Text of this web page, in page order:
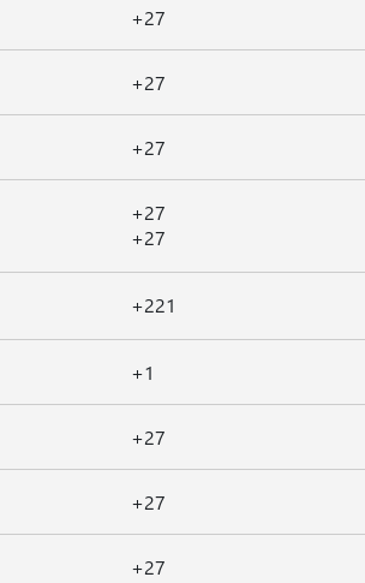
+27
+27
+27
+27
+27
+221
+1
+27
+27
+27